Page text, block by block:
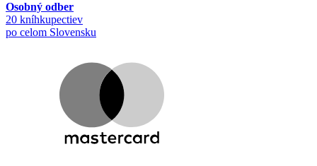
Osobný odber
20 kníhkupectiev
po celom Slovensku